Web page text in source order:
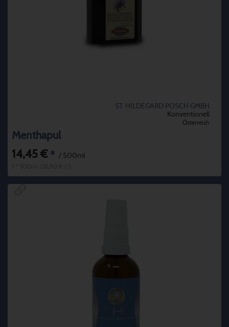
ST. HILDEGARD POSCH GMBH
Konventionell
Österreich
Menthapul
14,45 € * / 500ml